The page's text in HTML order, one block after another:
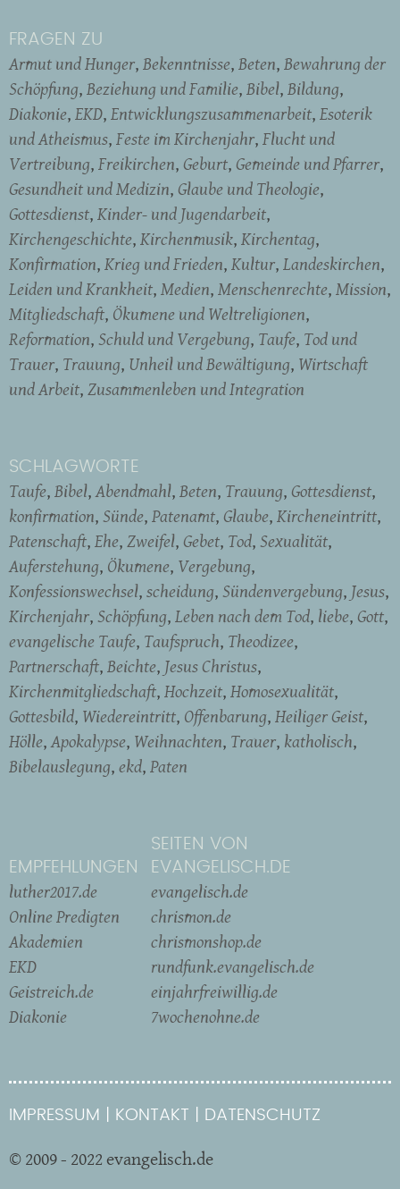
FRAGEN ZU
Armut und Hunger Bekenntnisse Beten Bewahrung der
Schöpfung Beziehung und Familie Bibel Bildung
Diakonie EKD Entwicklungszusammenarbeit Esoterik
und Atheismus Feste im Kirchenjahr Flucht und
Vertreibung Freikirchen Geburt Gemeinde und Pfarrer
Gesundheit und Medizin Glaube und Theologie
Gottesdienst Kinder- und Jugendarbeit
Kirchengeschichte Kirchenmusik Kirchentag
Konfirmation Krieg und Frieden Kultur Landeskirchen
Leiden und Krankheit Medien Menschenrechte Mission
Mitgliedschaft Ökumene und Weltreligionen
Reformation Schuld und Vergebung Taufe Tod und
Trauer Trauung Unheil und Bewältigung Wirtschaft
und Arbeit Zusammenleben und Integration
SCHLAGWORTE
Taufe Bibel Abendmahl Beten Trauung Gottesdienst
konfirmation Sünde Patenamt Glaube Kircheneintritt
Patenschaft Ehe Zweifel Gebet Tod Sexualität
Auferstehung Ökumene Vergebung
Konfessionswechsel scheidung Sündenvergebung Jesus
Kirchenjahr Schöpfung Leben nach dem Tod liebe Gott
evangelische Taufe Taufspruch Theodizee
Partnerschaft Beichte Jesus Christus
Kirchenmitgliedschaft Hochzeit Homosexualität
Gottesbild Wiedereintritt Offenbarung Heiliger Geist
Hölle Apokalypse Weihnachten Trauer katholisch
Bibelauslegung ekd Paten
EMPFEHLUNGEN
luther2017.de
Online Predigten
Akademien
EKD
Geistreich.de
Diakonie
SEITEN VON
EVANGELISCH.DE
evangelisch.de
chrismon.de
chrismonshop.de
rundfunk.evangelisch.de
einjahrfreiwillig.de
7wochenohne.de
IMPRESSUM KONTAKT DATENSCHUTZ
© 2009 - 2022 evangelisch.de